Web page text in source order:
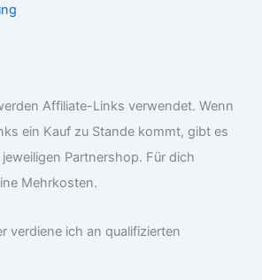
Affiliate-Links verwendet. Wenn
ein Kauf zu Stande kommt, gibt es
Partnershop. Für dich
Mehrkosten.
verdiene ich an qualifizierten